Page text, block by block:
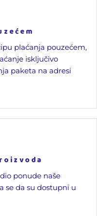
plaćanja pouzećem,
isključivo
paketa na adresi
ponude naše
se da su dostupni u